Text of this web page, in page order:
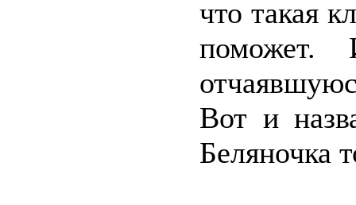
что такая
поможет.
Вот и
Беляночка